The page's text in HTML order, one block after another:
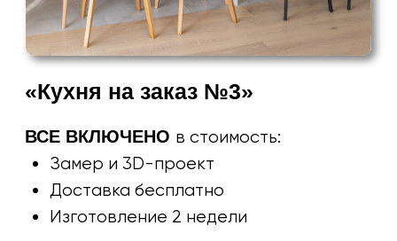
«Кухня на заказ №5»
ВСЕ ВКЛЮЧЕНОв стоимость:
Доставка бесплатно
Изготовление 2 недели
Рассчитать в своем стиле